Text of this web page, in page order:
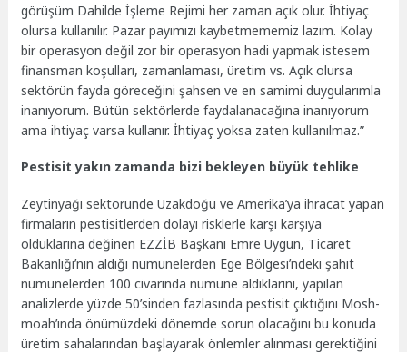
görüşüm Dahilde İşleme Rejimi her zaman açık olur. İhtiyaç
olursa kullanılır. Pazar payımızı kaybetmememiz lazım. Kolay
bir operasyon değil zor bir operasyon hadi yapmak istesem
finansman koşulları, zamanlaması, üretim vs. Açık olursa
sektörün fayda göreceğini şahsen ve en samimi duygularımla
inanıyorum. Bütün sektörlerde faydalanacağına inanıyorum
ama ihtiyaç varsa kullanır. İhtiyaç yoksa zaten kullanılmaz.”
Pestisit yakın zamanda bizi bekleyen büyük tehlike
Zeytinyağı sektöründe Uzakdoğu ve Amerika’ya ihracat yapan
firmaların pestisitlerden dolayı risklerle karşı karşıya
olduklarına değinen EZZİB Başkanı Emre Uygun, Ticaret
Bakanlığı’nın aldığı numunelerden Ege Bölgesi’ndeki şahit
numunelerden 100 civarında numune aldıklarını, yapılan
analizlerde yüzde 50’sinden fazlasında pestisit çıktığını Mosh-
moah’ında önümüzdeki dönemde sorun olacağını bu konuda
üretim sahalarından başlayarak önlemler alınması gerektiğini